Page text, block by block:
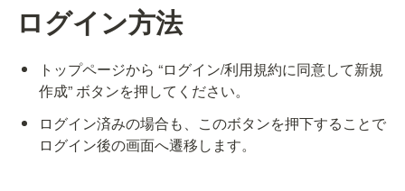
ログイン方法
トップページから “ログイン/利用規約に同意して新規
作成” ボタンを押してください。
ログイン済みの場合も、このボタンを押下することで
ログイン後の画面へ遷移します。